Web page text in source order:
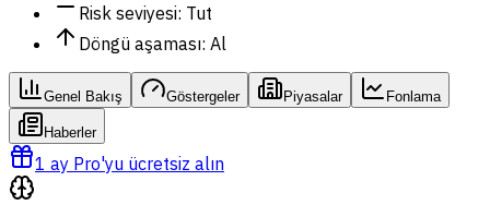
Risk seviyesi: Tut
Döngü aşaması: Al
Genel Bakış Göstergeler Piyasalar Fonlama
Haberler
1 ay Pro'yu ücretsiz alın